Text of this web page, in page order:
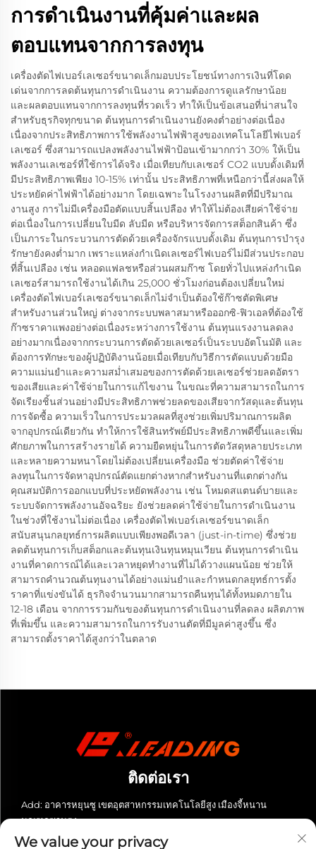
การดำเนินงานที่คุ้มค่าและผล
ตอบแทนจากการลงทุน
เครื่องตัดไฟเบอร์เลเซอร์ขนาดเล็กมอบประโยชน์ทางการเงินที่โดด
เด่นจากการลดต้นทุนการดำเนินงาน ความต้องการดูแลรักษาน้อย
และผลตอบแทนจากการลงทุนที่รวดเร็ว ทำให้เป็นข้อเสนอที่น่าสนใจ
สำหรับธุรกิจทุกขนาด ต้นทุนการดำเนินงานยังคงต่ำอย่างต่อเนื่อง
เนื่องจากประสิทธิภาพการใช้พลังงานไฟฟ้าสูงของเทคโนโลยีไฟเบอร์
เลเซอร์ ซึ่งสามารถแปลงพลังงานไฟฟ้าป้อนเข้ามากกว่า 30% ให้เป็น
พลังงานเลเซอร์ที่ใช้การได้จริง เมื่อเทียบกับเลเซอร์ CO2 แบบดั้งเดิมที่
มีประสิทธิภาพเพียง 10-15% เท่านั้น ประสิทธิภาพที่เหนือกว่านี้ส่งผลให้
ประหยัดค่าไฟฟ้าได้อย่างมาก โดยเฉพาะในโรงงานผลิตที่มีปริมาณ
งานสูง การไม่มีเครื่องมือตัดแบบสิ้นเปลือง ทำให้ไม่ต้องเสียค่าใช้จ่าย
ต่อเนื่องในการเปลี่ยนใบมีด ลับมีด หรือบริหารจัดการสต็อกสินค้า ซึ่ง
เป็นภาระในกระบวนการตัดด้วยเครื่องจักรแบบดั้งเดิม ต้นทุนการบำรุง
รักษายังคงต่ำมาก เพราะแหล่งกำเนิดเลเซอร์ไฟเบอร์ไม่มีส่วนประกอบ
ที่สิ้นเปลือง เช่น หลอดแฟลชหรือส่วนผสมก๊าซ โดยทั่วไปแหล่งกำเนิด
เลเซอร์สามารถใช้งานได้เกิน 25,000 ชั่วโมงก่อนต้องเปลี่ยนใหม่
เครื่องตัดไฟเบอร์เลเซอร์ขนาดเล็กไม่จำเป็นต้องใช้ก๊าซตัดพิเศษ
สำหรับงานส่วนใหญ่ ต่างจากระบบพลาสมาหรือออกซิ-ฟิวเอลที่ต้องใช้
ก๊าซราคาแพงอย่างต่อเนื่องระหว่างการใช้งาน ต้นทุนแรงงานลดลง
อย่างมากเนื่องจากกระบวนการตัดด้วยเลเซอร์เป็นระบบอัตโนมัติ และ
ต้องการทักษะของผู้ปฏิบัติงานน้อยเมื่อเทียบกับวิธีการตัดแบบด้วยมือ
ความแม่นยำและความสม่ำเสมอของการตัดด้วยเลเซอร์ช่วยลดอัตรา
ของเสียและค่าใช้จ่ายในการแก้ไขงาน ในขณะที่ความสามารถในการ
จัดเรียงชิ้นส่วนอย่างมีประสิทธิภาพช่วยลดของเสียจากวัสดุและต้นทุน
การจัดซื้อ ความเร็วในการประมวลผลที่สูงช่วยเพิ่มปริมาณการผลิต
จากอุปกรณ์เดียวกัน ทำให้การใช้สินทรัพย์มีประสิทธิภาพดีขึ้นและเพิ่ม
ศักยภาพในการสร้างรายได้ ความยืดหยุ่นในการตัดวัสดุหลายประเภท
และหลายความหนาโดยไม่ต้องเปลี่ยนเครื่องมือ ช่วยตัดค่าใช้จ่าย
ลงทุนในการจัดหาอุปกรณ์ตัดแยกต่างหากสำหรับงานที่แตกต่างกัน
คุณสมบัติการออกแบบที่ประหยัดพลังงาน เช่น โหมดสแตนด์บายและ
ระบบจัดการพลังงานอัจฉริยะ ยังช่วยลดค่าใช้จ่ายในการดำเนินงาน
ในช่วงที่ใช้งานไม่ต่อเนื่อง เครื่องตัดไฟเบอร์เลเซอร์ขนาดเล็ก
สนับสนุนกลยุทธ์การผลิตแบบเพียงพอดีเวลา (just-in-time) ซึ่งช่วย
ลดต้นทุนการเก็บสต็อกและต้นทุนเงินทุนหมุนเวียน ต้นทุนการดำเนิน
งานที่คาดการณ์ได้และเวลาหยุดทำงานที่ไม่ได้วางแผนน้อย ช่วยให้
สามารถคำนวณต้นทุนงานได้อย่างแม่นยำและกำหนดกลยุทธ์การตั้ง
ราคาที่แข่งขันได้ ธุรกิจจำนวนมากสามารถคืนทุนได้ทั้งหมดภายใน
12-18 เดือน จากการรวมกันของต้นทุนการดำเนินงานที่ลดลง ผลิตภาพ
ที่เพิ่มขึ้น และความสามารถในการรับงานตัดที่มีมูลค่าสูงขึ้น ซึ่ง
สามารถตั้งราคาได้สูงกว่าในตลาด
ติดต่อเรา
Add: อาคารหยุนซู เขตอุตสาหกรรมเทคโนโลยีสูง เมืองจี้หนาน
มณฑลซานตง
โทรศัพท์: +86-13280023931
We value your privacy